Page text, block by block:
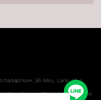
36 Alley. Lane 19-1
Chan Kasem. Chatuchak. Bangkok